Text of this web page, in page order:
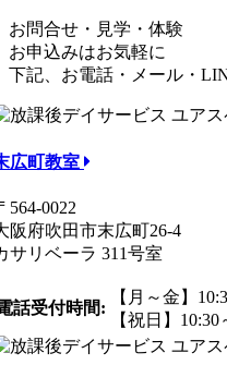
お問合せ・見学・体験
お申込みはお気軽に
下記、お電話・メール・
広町教室
564-0022
阪府吹田市末広町26-4
サリベーラ 311号室
話受付時間:
【月～金】
【祝日】10:30